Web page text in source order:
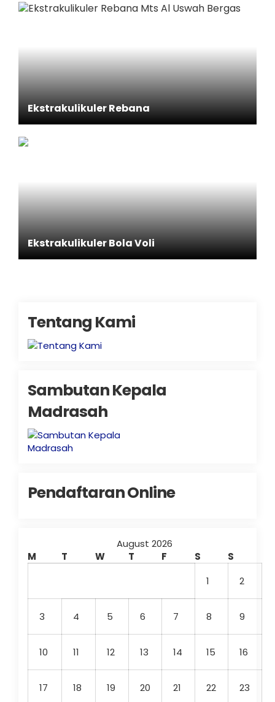
Ekstrakulikuler Rebana
Ekstrakulikuler Bola Voli
Tentang Kami
Sambutan Kepala
Madrasah
Pendaftaran Online
August 2026
M
T W T F S
S
1
2
3 4 5 6 7 8 9
10 11 12 13 14 15 16
17 18 19 20 21 22 23